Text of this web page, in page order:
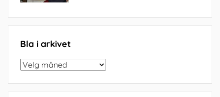
Bla i arkivet
Bla
arkivet